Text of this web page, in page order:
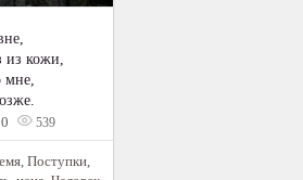
из кожи,
мне,
0 539
, Поступки,